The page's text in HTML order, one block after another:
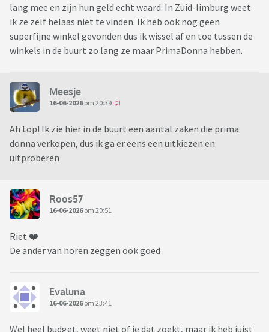
lang mee en zijn hun geld echt waard. In Zuid-limburg weet
ik ze zelf helaas niet te vinden. Ik heb ook nog geen
superfijne winkel gevonden dus ik wissel af en toe tussen de
winkels in de buurt zo lang ze maar PrimaDonna hebben.
Meesje
16-06-2026om 20:39
Ah top! Ik zie hier in de buurt een aantal zaken die prima
donna verkopen, dus ik ga er eens een uitkiezen en
uitproberen
Roos57
16-06-2026om 20:51
Riet ❤️
De ander van horen zeggen ook goed .
Evaluna
16-06-2026om 23:41
Wel heel budget, weet niet of je dat zoekt, maar ik heb juist